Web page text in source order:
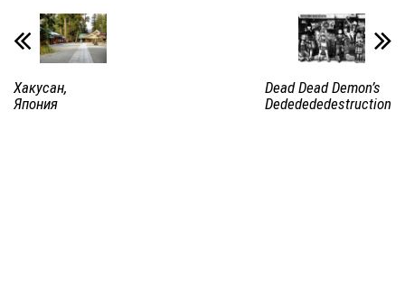
Хакусан,
Япония
Dead Dead Demon’s
Dededededestruction